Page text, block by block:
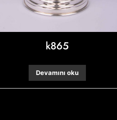
k865
Devamını oku